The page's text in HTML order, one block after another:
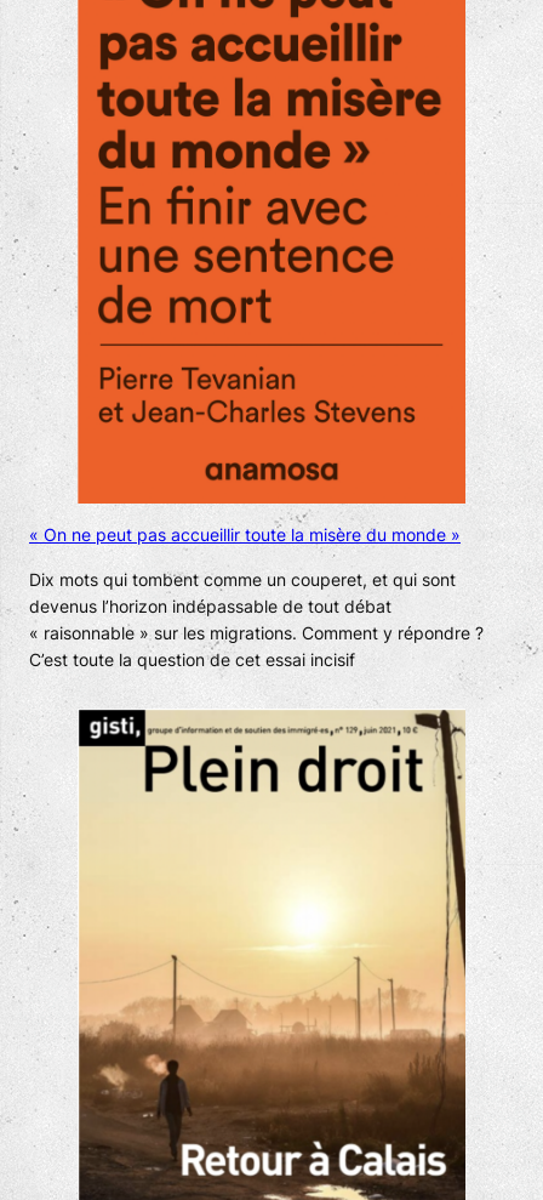
« On ne peut pas accueillir toute la misère du monde »
Dix mots qui tombent comme un couperet, et qui sont
devenus l’horizon indépassable de tout débat
« raisonnable » sur les migrations. Comment y répondre ?
C’est toute la question de cet essai incisif